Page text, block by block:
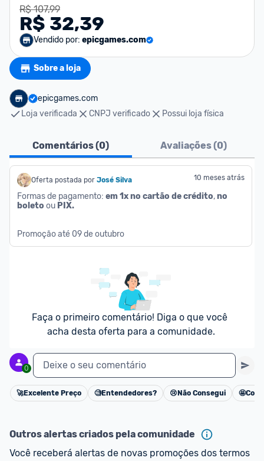
R$ 107,99
R$ 32,39
Vendido por: epicgames.com
Sobre a loja
epicgames.com
Loja verificada
CNPJ verificado Possui loja física
Comentários (0) Avaliações (0)
Oferta postada por José Silva 10 meses atrás
Formas de pagamento: em 1x no cartão de crédito, no
boleto ou PIX.
Promoção até 09 de outubro
Faça o primeiro comentário! Diga o que você
acha desta oferta para a comunidade.
0 Deixe o seu comentário
Cancelar
🚀Excelente Preço 🧐Entendedores? 😢 Não Consegui 🤩
Outros alertas criados pela comunidade
Você receberá alertas de novas promoções dos termos